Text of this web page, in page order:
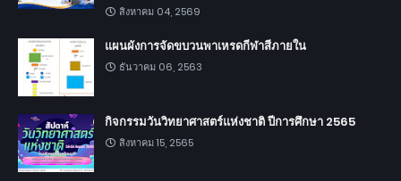
สิงหาคม 04, 2569
แผนผังการจัดขบวนพาเหรดกีฬาสีภายใน
ธันวาคม 06, 2563
กิจกรรมวันวิทยาศาสตร์แห่งชาติ ปีการศึกษา 2565
สิงหาคม 15, 2565